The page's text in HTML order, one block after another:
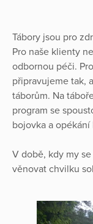
Tábory jsou pro
Pro naše klienty
odbornou péči.
připravujeme tak,
táborům. Na
program se
bojovka a
V době, kdy my
věnovat chvilku